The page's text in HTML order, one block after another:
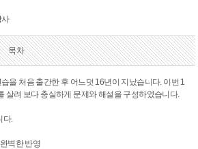
사
목차
을 처음 출간한 후 어느덧 16년이 지났습니다. 이번 1
살려 보다 충실하게 문제와 해설을 구성하였습니다.
다.
벽한 반영